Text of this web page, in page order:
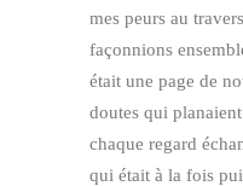
mes peurs au
façonnions
était une page de
doutes qui
chaque regard
qui était à la fois